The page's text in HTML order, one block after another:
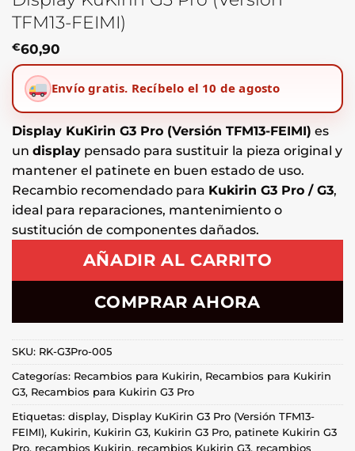
TFM13-FEIMI)
€60,90
Envío gratis. Recíbelo el 10 de agosto
Display KuKirin G3 Pro (Versión TFM13-FEIMI) es
un display pensado para sustituir la pieza original y
mantener el patinete en buen estado de uso.
Recambio recomendado para Kukirin G3 Pro / G3,
ideal para reparaciones, mantenimiento o
sustitución de componentes dañados.
AÑADIR AL CARRITO
COMPRAR AHORA
SKU: RK-G3Pro-005
Categorías: Recambios para Kukirin, Recambios para Kukirin
G3, Recambios para Kukirin G3 Pro
Etiquetas: display, Display KuKirin G3 Pro (Versión TFM13-
FEIMI), Kukirin, Kukirin G3, Kukirin G3 Pro, patinete Kukirin G3
Pro, recambios Kukirin, recambios Kukirin G3, recambios